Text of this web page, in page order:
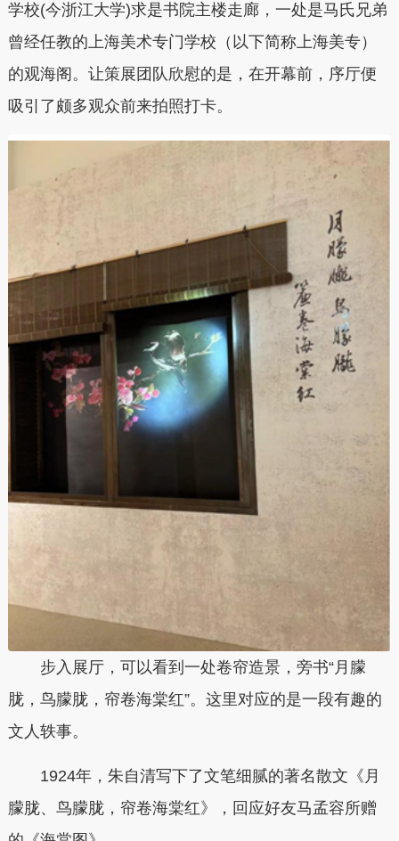
学校(今浙江大学)求是书院主楼走廊，一处是马氏兄弟
曾经任教的上海美术专门学校（以下简称上海美专）
的观海阁。让策展团队欣慰的是，在开幕前，序厅便
吸引了颇多观众前来拍照打卡。
步入展厅，可以看到一处卷帘造景，旁书“月朦
胧，鸟朦胧，帘卷海棠红”。这里对应的是一段有趣的
文人轶事。
1924年，朱自清写下了文笔细腻的著名散文《月
朦胧、鸟朦胧，帘卷海棠红》，回应好友马孟容所赠